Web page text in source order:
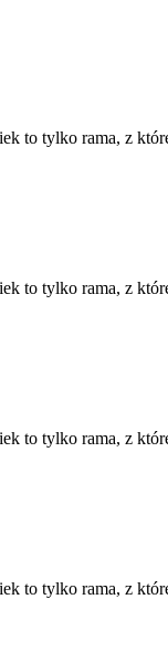
to tylko rama, z
to tylko rama, z
to tylko rama, z
to tylko rama, z